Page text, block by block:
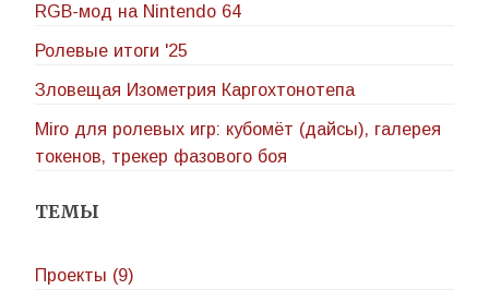
RGB-мод на Nintendo 64
Ролевые итоги '25
Зловещая Изометрия Каргохтонотепа
Miro для ролевых игр: кубомёт (дайсы), галерея
токенов, трекер фазового боя
ТЕМЫ
Проекты (9)